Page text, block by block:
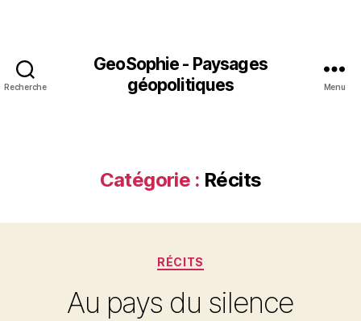
Recherche
GeoSophie - Paysages
géopolitiques
Menu
Catégorie : Récits
Catégories
RÉCITS
Au pays du silence